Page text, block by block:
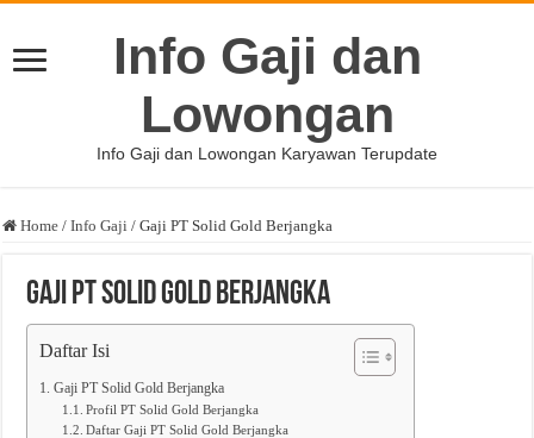
Info Gaji dan
Lowongan
Info Gaji dan Lowongan Karyawan Terupdate
Home / Info Gaji / Gaji PT Solid Gold Berjangka
Gaji PT Solid Gold Berjangka
Daftar Isi
Gaji PT Solid Gold Berjangka
Profil PT Solid Gold Berjangka
Daftar Gaji PT Solid Gold Berjangka